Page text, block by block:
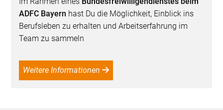
ADFC Bayern hast Du die Möglichkeit, Einblick ins
Berufsleben zu erhalten und Arbeitserfahrung im
Team zu sammeln
Weitere Informationen